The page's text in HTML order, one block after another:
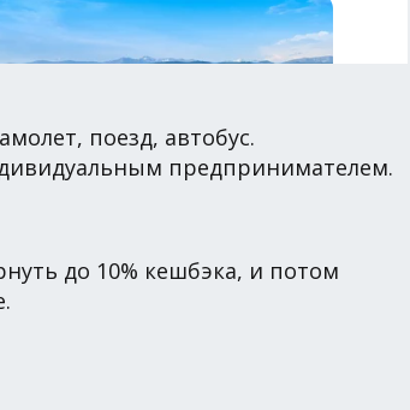
поезд, автобус.
предпринимателем.
до 10% кешбэка, и потом